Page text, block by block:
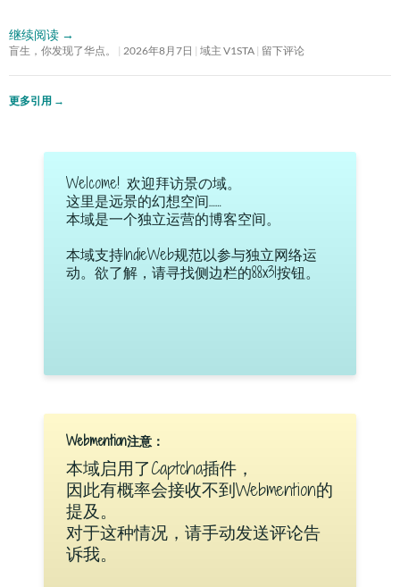
继续阅读 →
盲生，你发现了华点。 2026年8月7日 域主 V1STA 留下评论
更多引用 →
Welcome! 欢迎拜访景の域。
这里是远景的幻想空间……
本域是一个独立运营的博客空间。
本域支持IndieWeb规范以参与独立网络运
动。欲了解，请寻找侧边栏的88x31按钮。
Webmention注意：
本域启用了Captcha插件，
因此有概率会接收不到Webmention的
提及。
对于这种情况，请手动发送评论告
诉我。